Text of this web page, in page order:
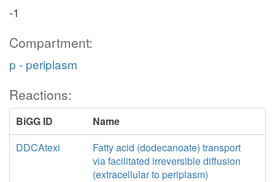
-1
Compartment:
p - periplasm
Reactions:
BiGG ID
Name
DDCAtexi
Fatty acid (dodecanoate) transport
via facilitated irreversible diffusion
(extracellular to periplasm)